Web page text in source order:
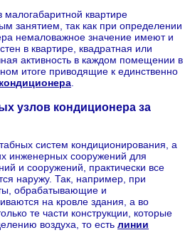
малогабаритной квартире
занятием, так как при определении
немаловажное значение имеют и
в квартире, квадратная или
активность в каждом помещении в
итоге приводящие к единственно
узлов кондиционера за
систем кондиционирования, а
инженерных сооружений для
и сооружений, практически все
наружу. Так, например, при
обрабатывающие и
на кровле здания, а во
те части конструкции, которые
воздуха, то есть линии